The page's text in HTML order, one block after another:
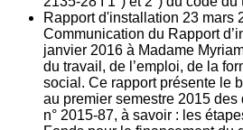
Rapport d'installation 23 mars
Communication du Rapport
janvier 2016 à Madame
du travail, de l’emploi, de la
social. Ce rapport présente le
au premier semestre 2015
n° 2015-87, à savoir : les